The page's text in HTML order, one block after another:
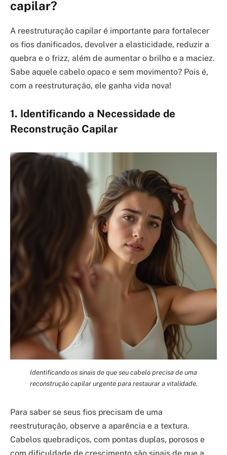
capilar?
A reestruturação capilar é importante para fortalecer
os fios danificados, devolver a elasticidade, reduzir a
quebra e o frizz, além de aumentar o brilho e a maciez.
Sabe aquele cabelo opaco e sem movimento? Pois é,
com a reestruturação, ele ganha vida nova!
1. Identificando a Necessidade de
Reconstrução Capilar
Identificando os sinais de que seu cabelo precisa de uma
reconstrução capilar urgente para restaurar a vitalidade.
Para saber se seus fios precisam de uma
reestruturação, observe a aparência e a textura.
Cabelos quebradiços, com pontas duplas, porosos e